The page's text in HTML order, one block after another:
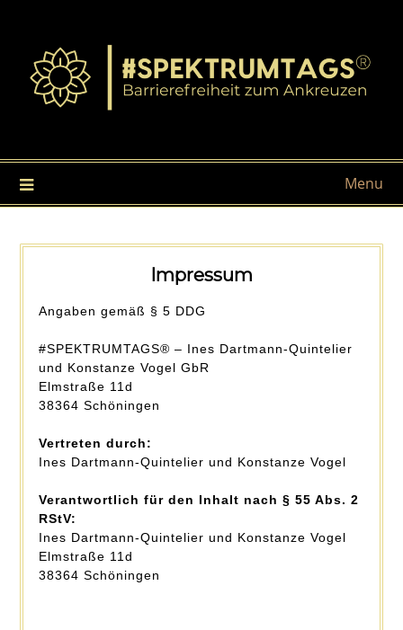
Menu
Impressum
Angaben gemäß § 5 DDG
#SPEKTRUMTAGS® – Ines Dartmann-Quintelier
und Konstanze Vogel GbR
Elmstraße 11d
38364 Schöningen
Vertreten durch:
Ines Dartmann-Quintelier und Konstanze Vogel
Verantwortlich für den Inhalt nach § 55 Abs. 2
RStV:
Ines Dartmann-Quintelier und Konstanze Vogel
Elmstraße 11d
38364 Schöningen